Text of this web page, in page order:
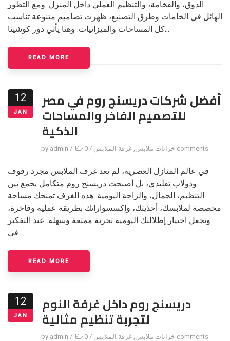
الذوق، والفخامة، والتنظيم العملي داخل المنزل. ومع التطور
الهائل في الخامات وطرق التصنيع، ظهرت تصاميم متنوعة تناسب
كل المساحات والميزانيات. وهنا يأتي دور كوشينا...
READ MORE
12
JAN
أفضل شركات دريسنج روم في مصر
للتصميم الفاخر والمساحات
الذكية
by admin / خزانات ملابس, غرفة الملابس / 0 comments
في عالم المنازل العصرية، لم تعد غرف الملابس مجرد رفوف
ودولاب تقليدي، بل أصبحت دريسنج روم متكامل يجمع بين
التنظيم، الجمال، والراحة اليومية. هذه الغرف تمنحك مساحة
مخصصة لملابسك، أحذيتك، وإكسسواراتك بطريقة عملية وفاخرة،
وتجعل اختيار إطلالتك اليومية تجربة ممتعة وسهلة. عند التفكير
في...
READ MORE
12
JAN
دريسنج روم داخل غرفة النوم
لتجربة تنظيم مثالية
by admin / خزانات ملابس, غرفة الملابس / 0 comments